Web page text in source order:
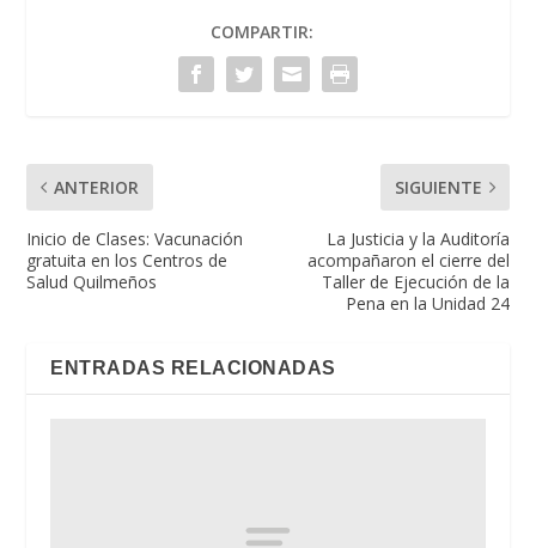
COMPARTIR:
ANTERIOR
Inicio de Clases: Vacunación
gratuita en los Centros de
Salud Quilmeños
SIGUIENTE
La Justicia y la Auditoría
acompañaron el cierre del
Taller de Ejecución de la
Pena en la Unidad 24
ENTRADAS RELACIONADAS